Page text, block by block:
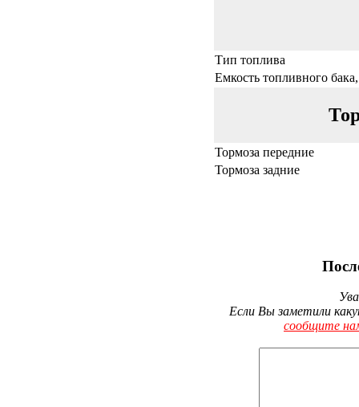
Тип топлива
Емкость топливного
Тормоза передние
Тормоза задние
Если Вы заметили
сообщите